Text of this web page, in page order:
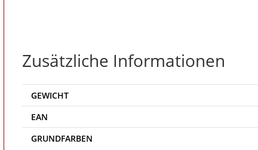
Zusätzliche Informationen
GEWICHT
EAN